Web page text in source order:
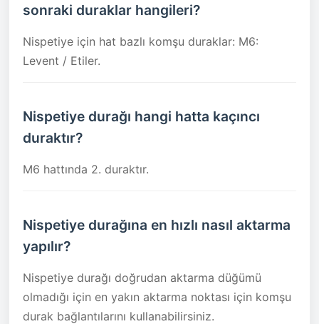
sonraki duraklar hangileri?
Nispetiye için hat bazlı komşu duraklar: M6:
Levent / Etiler.
Nispetiye durağı hangi hatta kaçıncı
duraktır?
M6 hattında 2. duraktır.
Nispetiye durağına en hızlı nasıl aktarma
yapılır?
Nispetiye durağı doğrudan aktarma düğümü
olmadığı için en yakın aktarma noktası için komşu
durak bağlantılarını kullanabilirsiniz.